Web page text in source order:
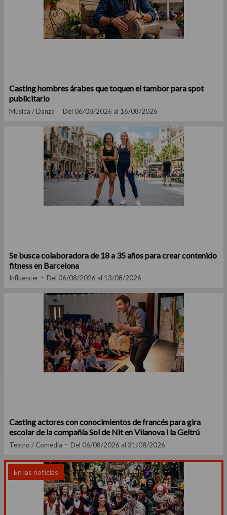
Casting hombres árabes que toquen el tambor para spot
publicitario
Música / Danza Del 06/08/2026 al 16/08/2026
Se busca colaboradora de 18 a 35 años para crear contenido
fitness en Barcelona
Influencer Del 06/08/2026 al 13/08/2026
Casting actores con conocimientos de francés para gira
escolar de la compañía Sol de Nit en Vilanova i la Geltrú
Teatro / Comedia Del 06/08/2026 al 31/08/2026
En las noticias